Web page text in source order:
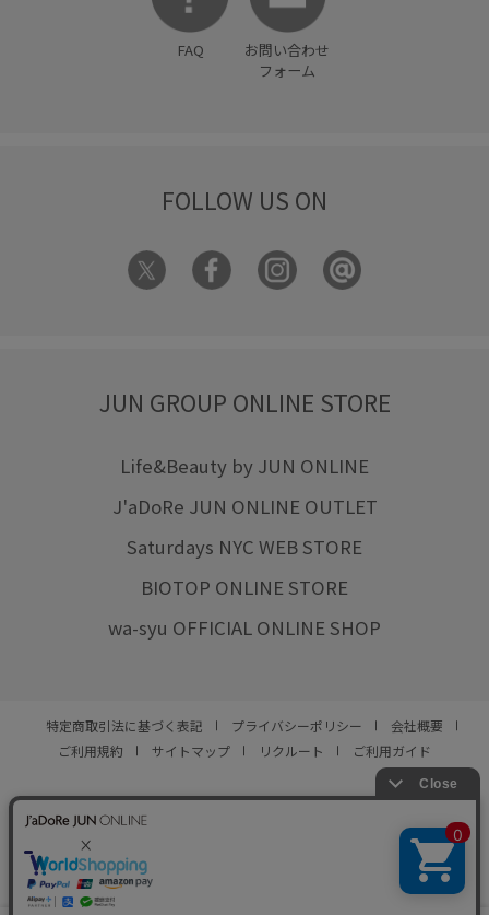
FAQ
お問い合わせ
フォーム
FOLLOW US ON
JUN GROUP ONLINE STORE
Life&Beauty by JUN ONLINE
J'aDoRe JUN ONLINE OUTLET
Saturdays NYC WEB STORE
BIOTOP ONLINE STORE
wa-syu OFFICIAL ONLINE SHOP
特定商取引法に基づく表記 プライバシーポリシー
会社概要
ご利用規約
サイトマップ リクルート ご利用ガイド
© JUN CO.,LTD. ALL RIGHTS RESERVED.